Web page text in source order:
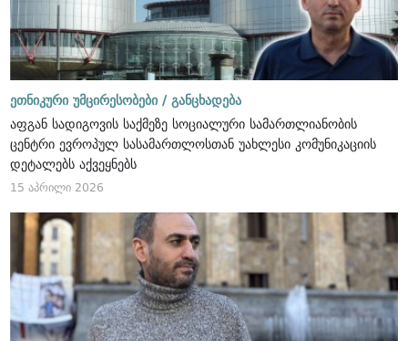
ეთნიკური უმცირესობები / განცხადება
აფგან სადიგოვის საქმეზე სოციალური სამართლიანობის
ცენტრი ევროპულ სასამართლოსთან უახლესი კომუნიკაციის
დეტალებს აქვეყნებს
15 აპრილი 2026